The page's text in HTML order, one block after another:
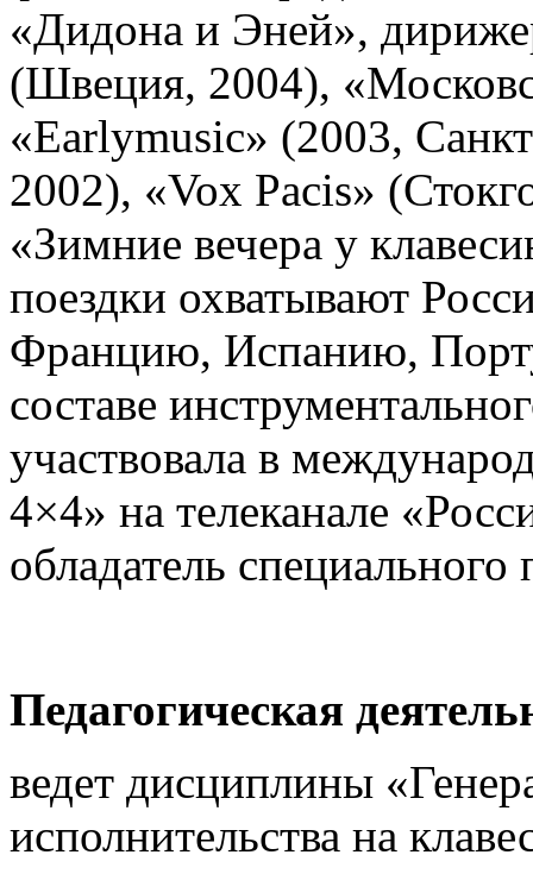
«Дидона и Эней»,
(Швеция, 2004),
«Earlymusic» (2003,
2002), «Vox Pacis»
«Зимние вечера у
поездки охватывают
Францию, Испанию,
составе
участвовала в
4×4» на телеканале
обладатель
Педагогическая
ведет дисциплины
исполнительства на